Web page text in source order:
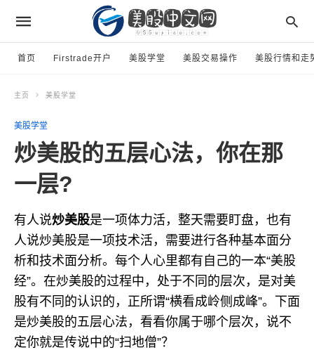
首页 Firstrade开户 美股学堂 美股交易操作 美股行情和走
主页 美股学堂
美股学堂
炒美股的五层心法，你在那
一层?
有人说炒美股是一项体力活，整天需要盯盘，也有
人说炒美股是一项技术活，需要进行各种基本面分
析和技术面分析。每个人心里都有自己的一本“美股
经”。在炒美股的过程中，处于不同的层次，是对美
股有不同的认识的，正所谓“横看成岭侧成峰”。下面
是炒美股的五层心法，看看你属于哪个层次，说不
定你就是传说中的“扫地僧”？